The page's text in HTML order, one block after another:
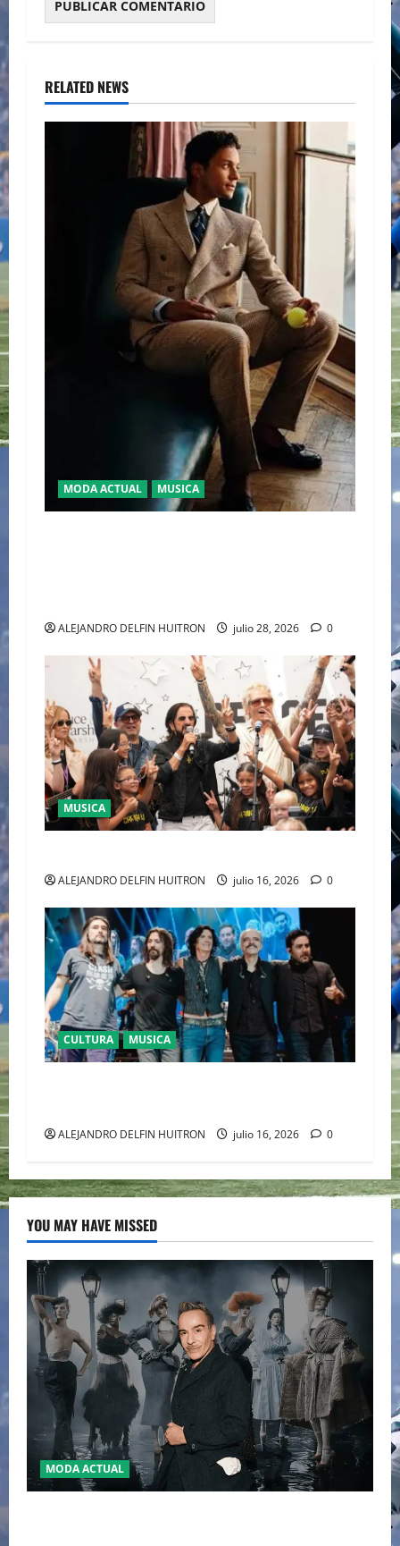
RELATED NEWS
MODA ACTUAL MUSICA
ALEJANDRO DELFIN HUITRON julio 28, 2026 0
MUSICA
ALEJANDRO DELFIN HUITRON julio 16, 2026 0
CULTURA MUSICA
ALEJANDRO DELFIN HUITRON julio 16, 2026 0
YOU MAY HAVE MISSED
MODA ACTUAL